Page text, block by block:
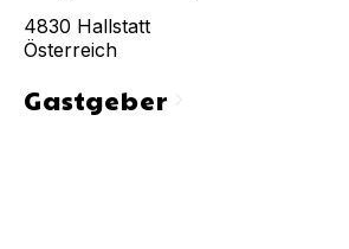
4830 Hallstatt
Österreich
Gastgeberchevron_right